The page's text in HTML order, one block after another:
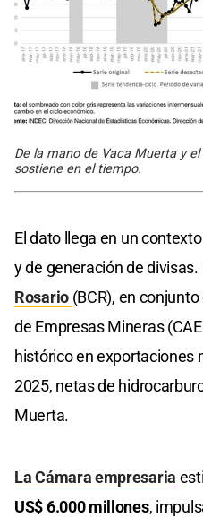
De la mano de Vaca Muerta y
sostiene en el tiempo.
El dato llega en un
y de generación de divisas.
Rosario (BCR), en
de Empresas Mineras
histórico en exportaciones
2025, netas de
Muerta.
La Cámara empresaria
US$ 6.000 millones,